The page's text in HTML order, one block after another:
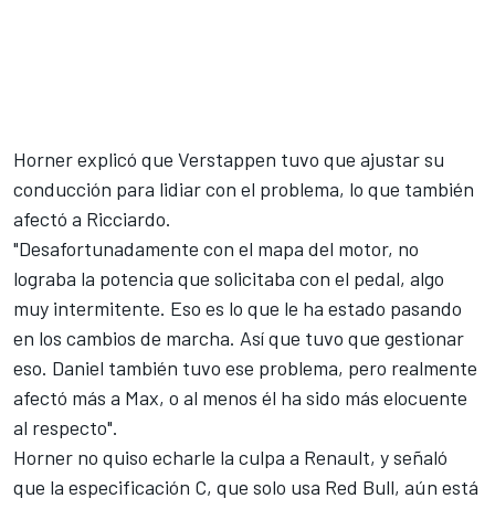
Horner explicó que Verstappen tuvo que ajustar su
conducción para lidiar con el problema, lo que también
afectó a Ricciardo.
"Desafortunadamente con el mapa del motor, no
lograba la potencia que solicitaba con el pedal, algo
muy intermitente. Eso es lo que le ha estado pasando
en los cambios de marcha. Así que tuvo que gestionar
eso. Daniel también tuvo ese problema, pero realmente
afectó más a Max, o al menos él ha sido más elocuente
al respecto".
Horner no quiso echarle la culpa a Renault, y señaló
que la especificación C, que solo usa Red Bull, aún está